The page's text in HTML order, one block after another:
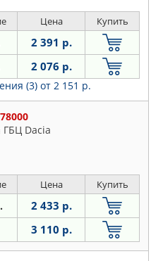
Цена Купить
2 391 р.
2 076 р.
(3) от 2 151 р.
ГБЦ Dacia
Цена Купить
2 433 р.
3 110 р.